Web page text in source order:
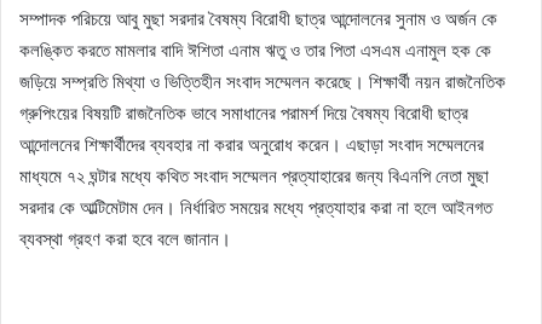
সম্পাদক পরিচয়ে আবু মুছা সরদার বৈষম্য বিরোধী ছাত্র আন্দোলনের সুনাম ও অর্জন কে
কলঙ্কিত করতে মামলার বাদি ঈশিতা এনাম ঋতু ও তার পিতা এসএম এনামুল হক কে
জড়িয়ে সম্প্রতি মিথ্যা ও ভিত্তিহীন সংবাদ সম্মেলন করেছে। শিক্ষার্থী নয়ন রাজনৈতিক
গ্রুপিংয়ের বিষয়টি রাজনৈতিক ভাবে সমাধানের পরামর্শ দিয়ে বৈষম্য বিরোধী ছাত্র
আন্দোলনের শিক্ষার্থীদের ব্যবহার না করার অনুরোধ করেন। এছাড়া সংবাদ সম্মেলনের
মাধ্যমে ৭২ ঘন্টার মধ্যে কথিত সংবাদ সম্মেলন প্রত্যাহারের জন্য বিএনপি নেতা মুছা
সরদার কে আল্টিমেটাম দেন। নির্ধারিত সময়ের মধ্যে প্রত্যাহার করা না হলে আইনগত
ব্যবস্থা গ্রহণ করা হবে বলে জানান।